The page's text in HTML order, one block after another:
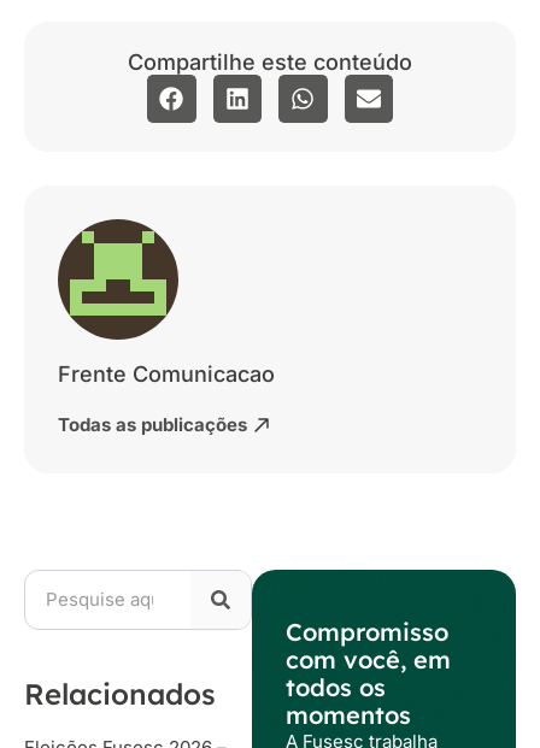
Compartilhe este conteúdo
Frente Comunicacao
Todas as publicações
Relacionados
Compromisso
com você, em
todos os
momentos
A Fusesc trabalha